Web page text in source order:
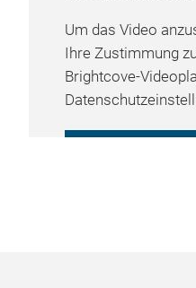
Um das Video
Ihre Zustimmung
Brightcove-